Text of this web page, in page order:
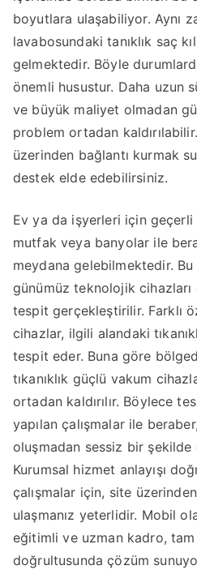
boyutlara ulaşabiliyor. Aynı
lavabosundaki tanıklık saç
gelmektedir. Böyle
önemli husustur. Daha uzun
ve büyük maliyet olmadan
problem ortadan
üzerinden bağlantı kurmak
destek elde edebilirsiniz.
Ev ya da işyerleri için geçerli
mutfak veya banyolar ile
meydana gelebilmektedir.
günümüz teknolojik cihazları
tespit gerçekleştirilir. Farklı
cihazlar, ilgili alandaki
tespit eder. Buna göre
tıkanıklık güçlü vakum
ortadan kaldırılır. Böylece
yapılan çalışmalar ile
oluşmadan sessiz bir şekilde
Kurumsal hizmet anlayışı
çalışmalar için, site
ulaşmanız yeterlidir. Mobil
eğitimli ve uzman kadro, tam
doğrultusunda çözüm